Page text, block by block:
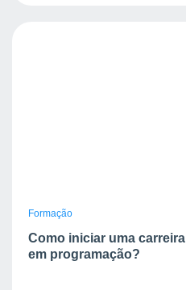
Formação
Como iniciar uma carreira
em programação?